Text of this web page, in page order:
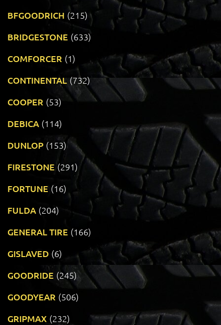
BFGOODRICH (215)
BRIDGESTONE (633)
COMFORCER (1)
CONTINENTAL (732)
COOPER (53)
DEBICA (114)
DUNLOP (153)
FIRESTONE (291)
FORTUNE (16)
FULDA (204)
GENERAL TIRE (166)
GISLAVED (6)
GOODRIDE (245)
GOODYEAR (506)
GRIPMAX (232)